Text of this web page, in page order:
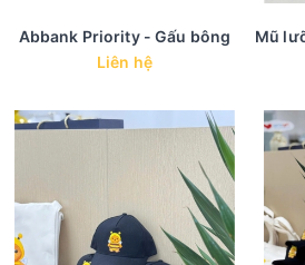
Abbank Priority - Gấu bông
Liên hệ